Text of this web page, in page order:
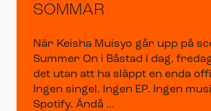
SOMMAR
När Keisha Muisyo går upp på
Summer On i Båstad i dag,
det utan att ha släppt en enda
Ingen singel. Ingen EP. Ingen
Spotify. Ändå ...